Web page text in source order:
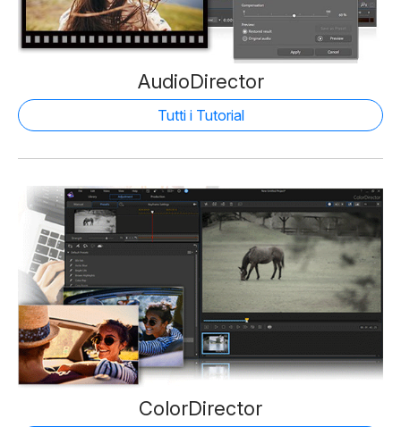
AudioDirector
Tutti i Tutorial
ColorDirector